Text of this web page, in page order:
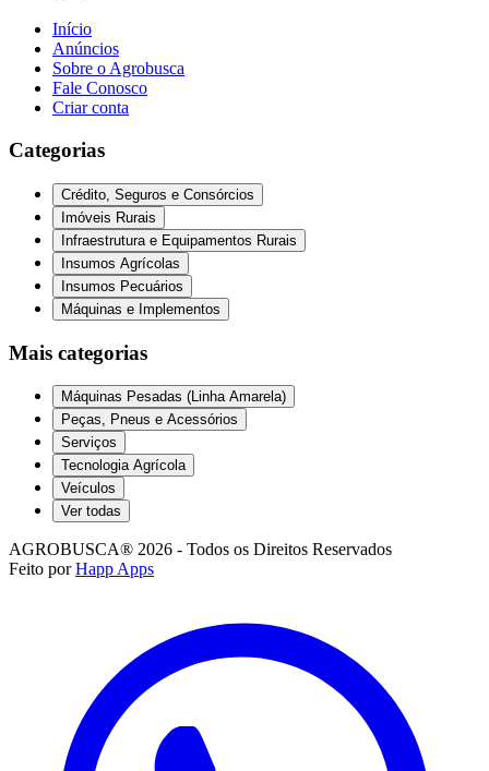
Início
Anúncios
Sobre o Agrobusca
Fale Conosco
Criar conta
Categorias
Crédito, Seguros e Consórcios
Imóveis Rurais
Infraestrutura e Equipamentos Rurais
Insumos Agrícolas
Insumos Pecuários
Máquinas e Implementos
Mais categorias
Máquinas Pesadas (Linha Amarela)
Peças, Pneus e Acessórios
Serviços
Tecnologia Agrícola
Veículos
Ver todas
AGROBUSCA® 2026 - Todos os Direitos Reservados
Feito por Happ Apps